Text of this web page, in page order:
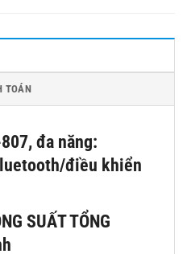
TOÁN
đa năng:
điều khiển
SUẤT TỔNG